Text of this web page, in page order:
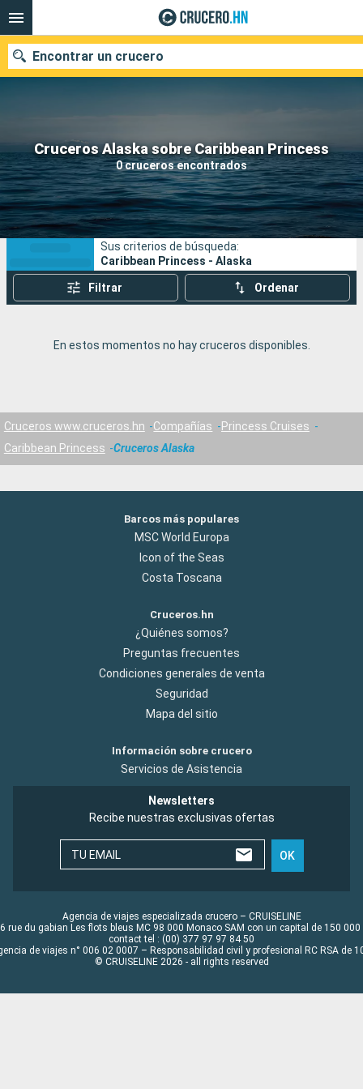
Cruceros Alaska sobre Caribbean Princess
0 cruceros encontrados
Encontrar un crucero
Nuestros destinos
Fecha de salida
Puertos Compañías
Buscar
Sus criterios de búsqueda:
Caribbean Princess - Alaska
Filtrar Ordenar
En estos momentos no hay cruceros disponibles.
Cruceros www.cruceros.hn Compañías
Princess Cruises
Caribbean Princess
Cruceros Alaska
Barcos más populares
MSC World Europa
Icon of the Seas
Costa Toscana
Cruceros.hn
¿Quiénes somos?
Preguntas frecuentes
Condiciones generales de venta
Seguridad
Mapa del sitio
Información sobre crucero
Servicios de Asistencia
Newsletters
Recibe nuestras exclusivas ofertas
TU EMAIL OK
Agencia de viajes especializada crucero – CRUISELINE
rue du gabian Les flots bleus MC 98 000 Monaco SAM con un capital de 150 000
contact tel : (00) 377 97 97 84 50
de viajes n° 006 02 0007 – Responsabilidad civil y profesional RC RSA de
© CRUISELINE 2026 - all rights reserved